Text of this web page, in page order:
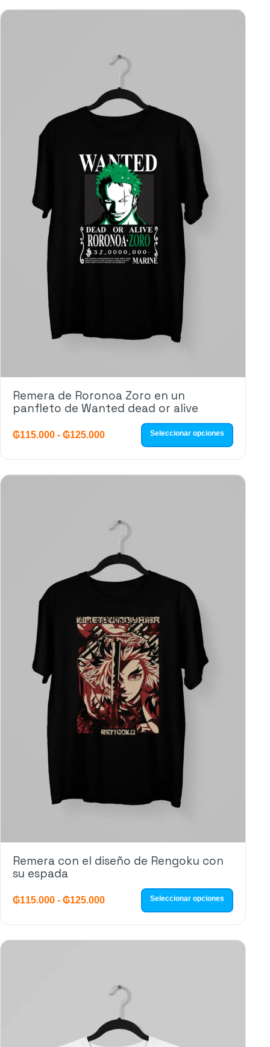
Remera de Roronoa Zoro en un
panfleto de Wanted dead or alive
₲115.000 - ₲125.000 Seleccionar opciones
Remera con el diseño de Rengoku con
su espada
₲115.000 - ₲125.000 Seleccionar opciones